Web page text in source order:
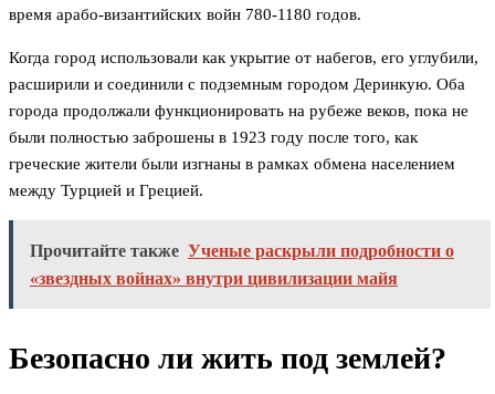
время арабо-византийских войн 780-1180 годов.
Когда город использовали как укрытие от набегов, его углубили,
расширили и соединили с подземным городом Деринкую. Оба
города продолжали функционировать на рубеже веков, пока не
были полностью заброшены в 1923 году после того, как
греческие жители были изгнаны в рамках обмена населением
между Турцией и Грецией.
Прочитайте также Ученые раскрыли подробности о
«звездных войнах» внутри цивилизации майя
Безопасно ли жить под землей?